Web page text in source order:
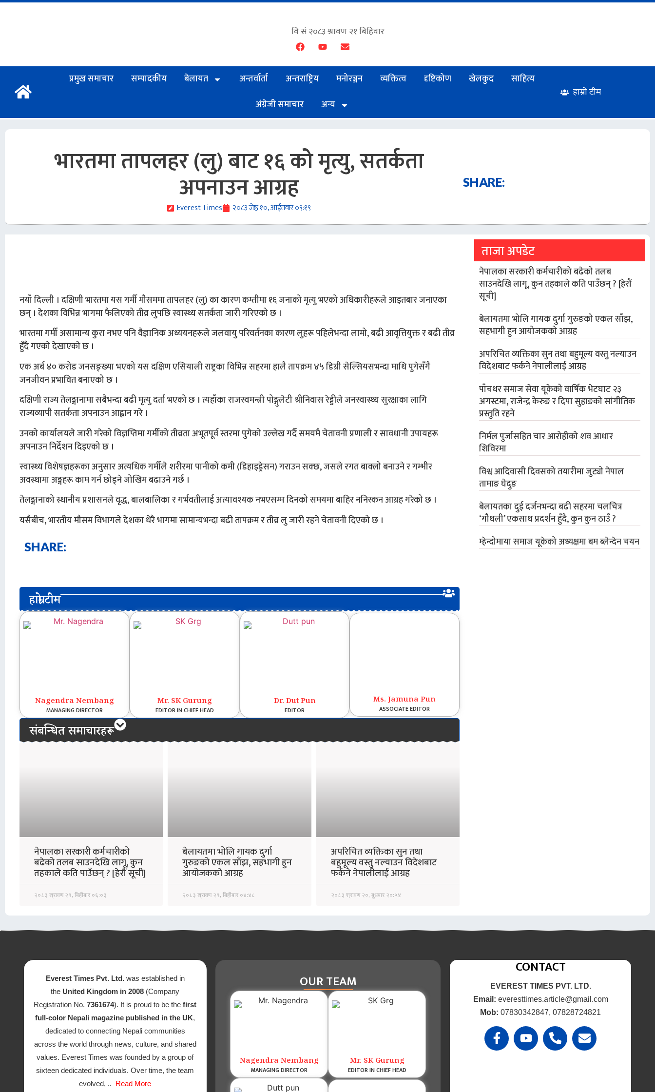
प्रमुख समाचार सम्पादकीय बेलायत अन्तर्वार्ता अन्तराष्ट्रिय मनोरञ्जन व्यक्तित्व दृष्टिकोण खेलकुद
साहित्य
अंग्रेजी समाचार
अन्य
हाम्रो टीम
भारतमा तापलहर (लु) बाट १६ को मृत्यु, सतर्कता
अपनाउन आग्रह
Everest Times २०८३ जेष्ठ १०, आईतवार ०९:१९
SHARE:
नयाँ दिल्ली । दक्षिणी भारतमा यस गर्मी मौसममा तापलहर (लु) का कारण कम्तीमा १६ जनाको मृत्यु भएको अधिकारीहरूले आइतबार जनाएका
छन् । देशका विभिन्न भागमा फैलिएको तीव्र लुपछि स्वास्थ्य सतर्कता जारी गरिएको छ ।
भारतमा गर्मी असामान्य कुरा नभए पनि वैज्ञानिक अध्ययनहरूले जलवायु परिवर्तनका कारण लुहरू पहिलेभन्दा लामो, बढी आवृत्तियुक्त र बढी तीव्र
हुँदै गएको देखाएको छ ।
एक अर्ब ४० करोड जनसङ्ख्या भएको यस दक्षिण एसियाली राष्ट्रका विभिन्न सहरमा हालै तापक्रम ४५ डिग्री सेल्सियसभन्दा माथि पुगेसँगै
जनजीवन प्रभावित बनाएको छ ।
दक्षिणी राज्य तेलङ्गानामा सबैभन्दा बढी मृत्यु दर्ता भएको छ । त्यहाँका राजस्वमन्त्री पोङ्गुलेटी श्रीनिवास रेड्डीले जनस्वास्थ्य सुरक्षाका लागि
राज्यव्यापी सतर्कता अपनाउन आह्वान गरे ।
उनको कार्यालयले जारी गरेको विज्ञप्तिमा गर्मीको तीव्रता अभूतपूर्व स्तरमा पुगेको उल्लेख गर्दै समयमै चेतावनी प्रणाली र सावधानी उपायहरू
अपनाउन निर्देशन दिइएको छ ।
स्वास्थ्य विशेषज्ञहरूका अनुसार अत्यधिक गर्मीले शरीरमा पानीको कमी (डिहाइड्रेसन) गराउन सक्छ, जसले रगत बाक्लो बनाउने र गम्भीर
अवस्थामा अङ्गहरू काम गर्न छोड्ने जोखिम बढाउने गर्छ ।
तेलङ्गानाको स्थानीय प्रशासनले वृद्ध, बालबालिका र गर्भवतीलाई अत्यावश्यक नभएसम्म दिनको समयमा बाहिर ननिस्कन आग्रह गरेको छ ।
यसैबीच, भारतीय मौसम विभागले देशका धेरै भागमा सामान्यभन्दा बढी तापक्रम र तीव्र लु जारी रहने चेतावनी दिएको छ ।
SHARE:
हाम्रो टीम
Nagendra Nembang
MANAGING DIRECTOR
Mr. SK Gurung
EDITOR IN CHIEF HEAD
Dr. Dut Pun
EDITOR
Ms. Jamuna Pun
ASSOCIATE EDITOR
संबन्धित समाचारहरू
नेपालका सरकारी कर्मचारीको
बढेको तलब साउनदेखि लागू, कुन
तहकाले कति पाउँछन् ? [हेरौं सूची]
२०८३ श्रावण २१, बिहीबार ०६:०३
बेलायतमा भोलि गायक दुर्गा
गुरुङको एकल साँझ, सहभागी हुन
आयोजकको आग्रह
२०८३ श्रावण २१, बिहीबार ०४:४८
अपरिचित व्यक्तिका सुन तथा
बहुमूल्य वस्तु नल्याउन विदेशबाट
फर्कने नेपालीलाई आग्रह
२०८३ श्रावण २०, बुधबार २०:५४
ताजा अपडेट
नेपालका सरकारी कर्मचारीको बढेको तलब
साउनदेखि लागू, कुन तहकाले कति पाउँछन् ? [हेरौं
सूची]
बेलायतमा भोलि गायक दुर्गा गुरुङको एकल साँझ,
सहभागी हुन आयोजकको आग्रह
अपरिचित व्यक्तिका सुन तथा बहुमूल्य वस्तु नल्याउन
विदेशबाट फर्कने नेपालीलाई आग्रह
पाँचथर समाज सेवा यूकेको वार्षिक भेटघाट २३
अगस्टमा, राजेन्द्र केरुङ र दिपा सुहाङको सांगीतिक
प्रस्तुति रहने
निर्मल पुर्जासहित चार आरोहीको शव आधार
शिविरमा
विश्व आदिवासी दिवसको तयारीमा जुट्यो नेपाल
तामाङ घेदुङ
बेलायतका दुई दर्जनभन्दा बढी सहरमा चलचित्र
‘गौथली’ एकसाथ प्रदर्शन हुँदै, कुन कुन ठाउँ ?
म्हेन्दोमाया समाज यूकेको अध्यक्षमा बम ब्लेन्देन चयन
Everest Times Pvt. Ltd. was established in
the United Kingdom in 2008 (Company
Registration No.7361674). It is proud to be thefirst
full-color Nepali magazine published in the UK,
dedicated to connecting Nepali communities
across the world through news, culture, and shared
values. Everest Times was founded by a group of
sixteen dedicated individuals. Over time, the team
evolved, .. Read More
OUR TEAM
Nagendra Nembang
MANAGING DIRECTOR
Mr. SK Gurung
EDITOR IN CHIEF HEAD
CONTACT
EVEREST TIMES PVT. LTD.
Email: everesttimes.article@gmail.com
Mob: 07830342847, 07828724821